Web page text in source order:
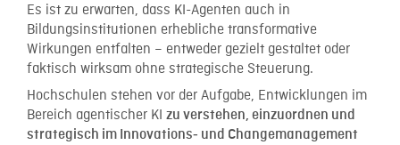
Es ist zu erwarten, dass KI-Agenten auch in
Bildungsinstitutionen erhebliche transformative
Wirkungen entfalten – entweder gezielt gestaltet oder
faktisch wirksam ohne strategische Steuerung.
Hochschulen stehen vor der Aufgabe, Entwicklungen im
Bereich agentischer KI zu verstehen, einzuordnen und
strategisch im Innovations‑ und Changemanagement